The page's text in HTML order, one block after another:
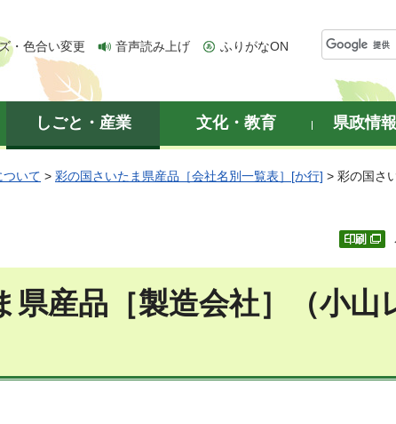
・色合い変更 音声読み上げ ふりがなON
しごと・産業 文化・教育 県政情
ついて > 彩の国さいたま県産品［会社名別一覧表］[か行] > 彩の国さ
県産品［製造会社］（小山